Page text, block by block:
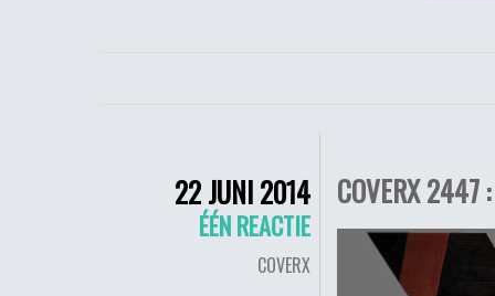
22 JUNI 2014
ÉÉN REACTIE
COVERX
COVERX 2447